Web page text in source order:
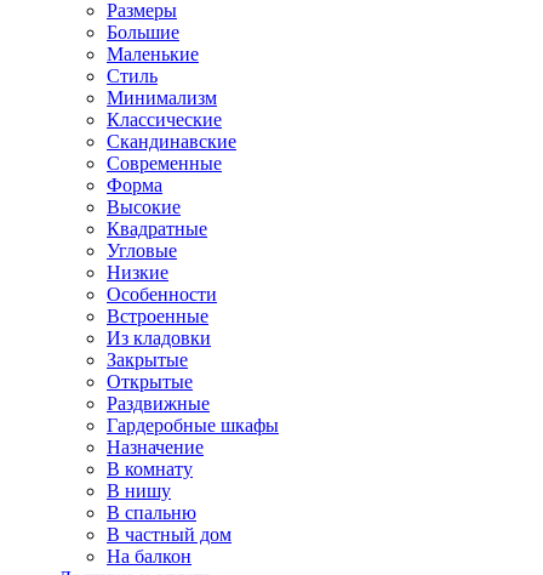
Размеры
Большие
Маленькие
Стиль
Минимализм
Классические
Скандинавские
Современные
Форма
Высокие
Квадратные
Угловые
Низкие
Особенности
Встроенные
Из кладовки
Закрытые
Открытые
Раздвижные
Гардеробные шкафы
Назначение
В комнату
В нишу
В спальню
В частный дом
На балкон